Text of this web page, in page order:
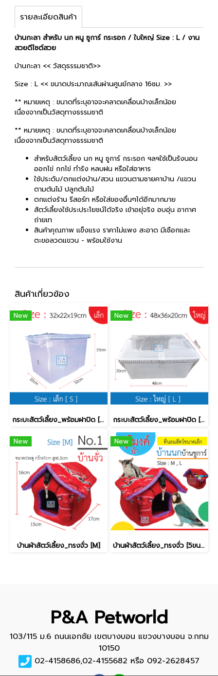
รายละเอียดสินค้า
บ้านกะลา สำหรับ นก หนู ซูการ์ กระรอก / ใบใหญ่ Size : L / งาน
สวยดีไซต์สวย
บ้านกะลา << วัสดุธรรมชาติ>>
Size : L << ขนาดประมาณเส้นผ่านศูนย์กลาง 16ซม. >>
** หมายเหตุ : ขนาดที่ระบุอาจจะคลาดเคลื่อนบ้างเล็กน้อย
เนื่องจากเป็นวัสดุทางธรรมชาติ
** หมายเหตุ : ขนาดที่ระบุอาจจะคลาดเคลื่อนบ้างเล็กน้อย
เนื่องจากเป็นวัสดุทางธรรมชาติ
สำหรับสัตว์เลี้ยง นก หนู ซูการ์ กระรอก ฯลฯใช้เป็นรังนอน
ออกไข่ กกไข่ ทำรัง หลบฝน หรือใส่อาหาร
ใช้ประดับ/ตกแต่งบ้าน/สวน แขวนตามชายคาบ้าน /แขวน
ตามต้นไม้ ปลูกต้นไม้
ตกแต่งร้าน รีสอร์ท หรือใส่ของอื่นๆได้อีกมากมาย
สัตว์เลี้ยงใช้ประประโยชน์ได้จริง เข้าอยุ่จริง อบอุ่น อากาศ
ถ่ายเท
สินค้าคุณภาพ แข็งแรง ราคาไม่แพง สะอาด มีเชือกและ
ตะขอลวดแขวน - พร้อมใช้งาน
สินค้าเกี่ยวข้อง
New
กระบะสัตว์เลี้ยง_พร้อมฝาปิด [เล็ก]
New
กระบะสัตว์เลี้ยง_พร้อมฝาปิด [ใหญ่]
New
บ้านผ้าสัตว์เลี้ยง_ทรงจั่ว [M]
New
บ้านผ้าสัตว์เลี้ยง_ทรงจั่ว [5ขนาด]
P&A Petworld
103/115 ม.6 ถนนเอกชัย เขตบางบอน แขวงบางบอน จ.กทม
10150
02-4158686,02-4155682 หรือ 092-2628457